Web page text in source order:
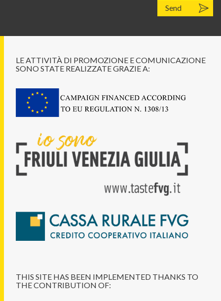
LE ATTIVITÀ DI PROMOZIONE E COMUNICAZIONE
SONO STATE REALIZZATE GRAZIE A:
THIS SITE HAS BEEN IMPLEMENTED THANKS TO
THE CONTRIBUTION OF: